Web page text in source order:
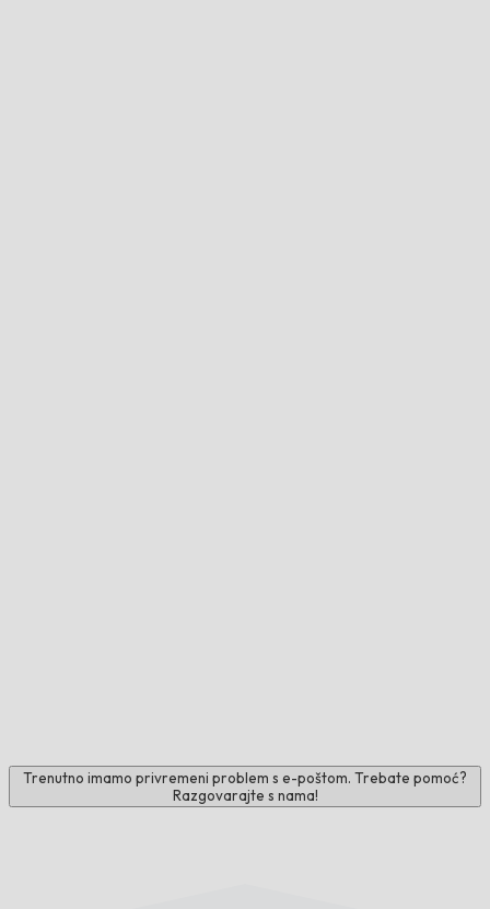
Trenutno imamo privremeni problem s e-poštom. Trebate pomoć?
Razgovarajte s nama!